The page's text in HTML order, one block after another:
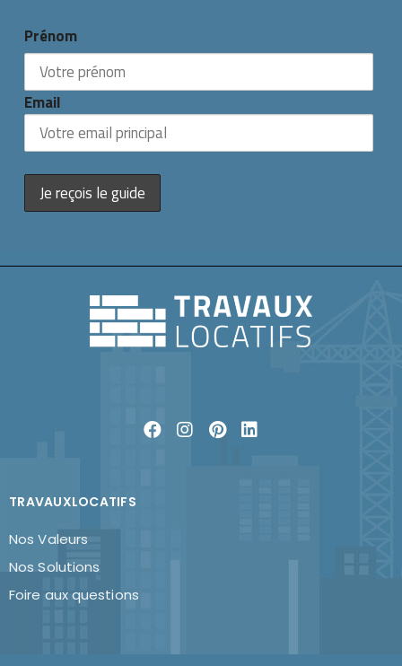
Prénom
Email
TRAVAUXLOCATIFS
Nos Valeurs
Nos Solutions
Foire aux questions